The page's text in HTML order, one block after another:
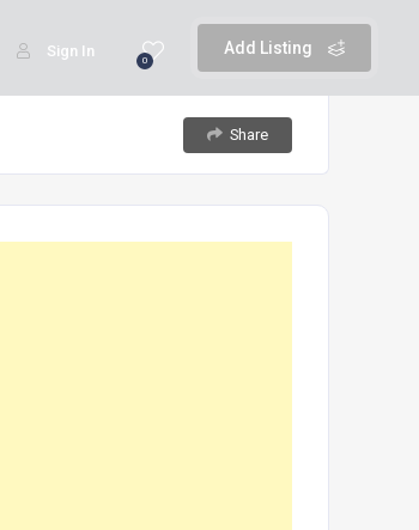
Add Listing
0
Sign In
Share